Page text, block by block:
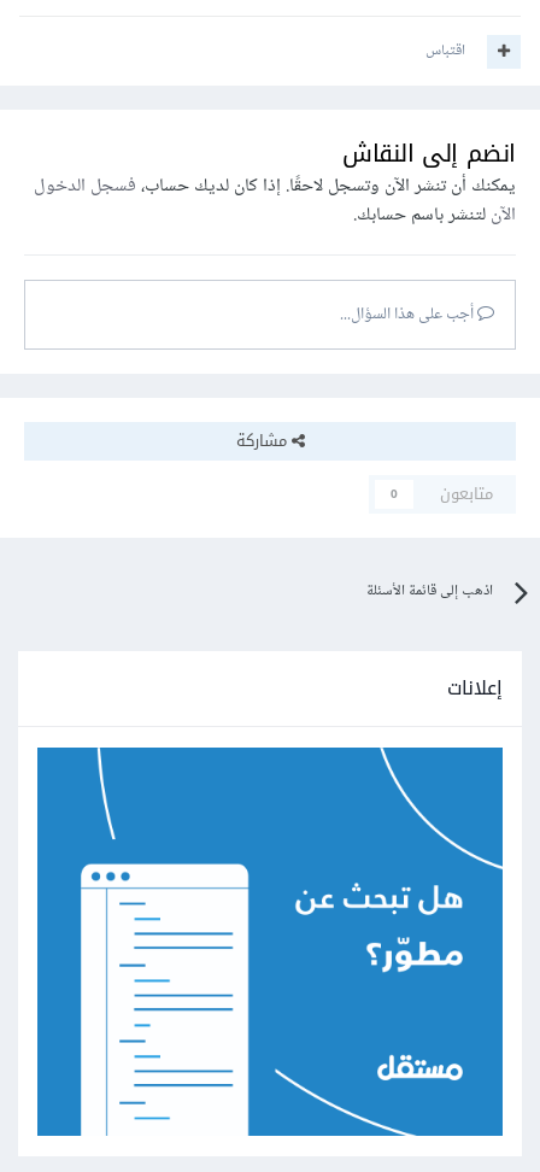
اقتباس
انضم إلى النقاش
يمكنك أن تنشر الآن وتسجل لاحقًا. إذا كان لديك حساب،فسجل الدخول
الآنلتنشر باسم حسابك.
أجب على هذا السؤال...
مشاركة
متابعون
0
اذهب إلى قائمة الأسئلة
إعلانات